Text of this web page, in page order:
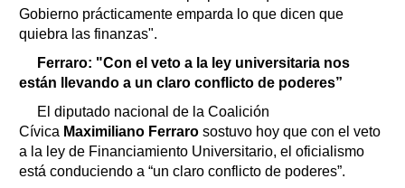
Gobierno prácticamente emparda lo que dicen que
quiebra las finanzas".
Ferraro: "Con el veto a la ley universitaria nos
están llevando a un claro conflicto de poderes”
El diputado nacional de la Coalición
Cívica Maximiliano Ferraro sostuvo hoy que con el veto
a la ley de Financiamiento Universitario, el oficialismo
está conduciendo a “un claro conflicto de poderes”.